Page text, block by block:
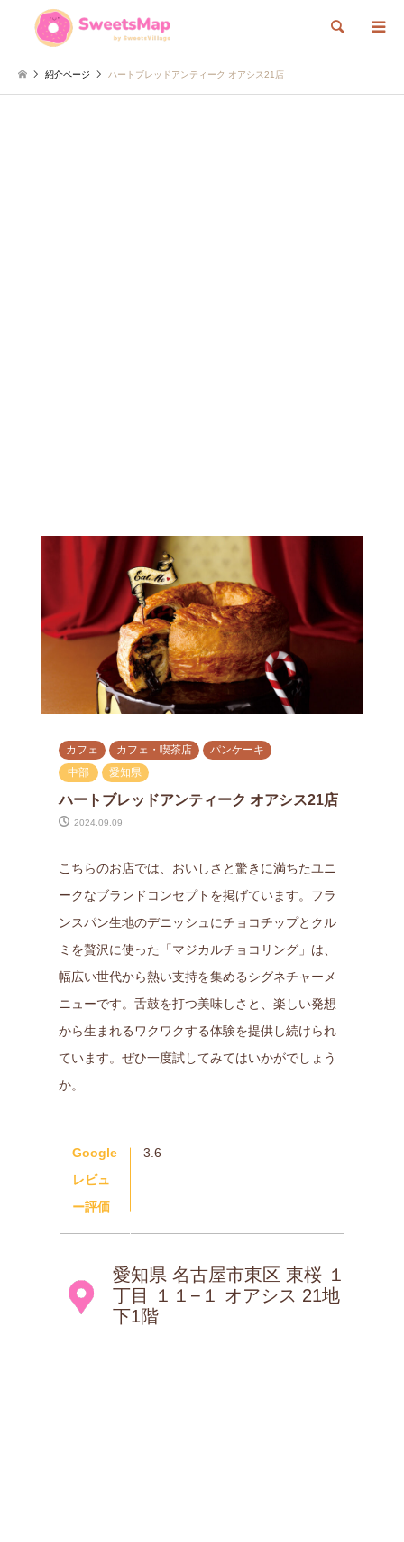
検索
紹介ページ ハートブレッドアンティーク オアシス21店
カフェ カフェ・喫茶店
パンケーキ
中部
愛知県
ハートブレッドアンティーク オアシス21店
2024.09.09
こちらのお店では、おいしさと驚きに満ちたユニ
ークなブランドコンセプトを掲げています。フラ
ンスパン生地のデニッシュにチョコチップとクル
ミを贅沢に使った「マジカルチョコリング」は、
幅広い世代から熱い支持を集めるシグネチャーメ
ニューです。舌鼓を打つ美味しさと、楽しい発想
から生まれるワクワクする体験を提供し続けられ
ています。ぜひ一度試してみてはいかがでしょう
か。
Google
レビュ
ー評価
3.6
愛知県 名古屋市東区 東桜 １
丁目 １１−１ オアシス 21地
下1階